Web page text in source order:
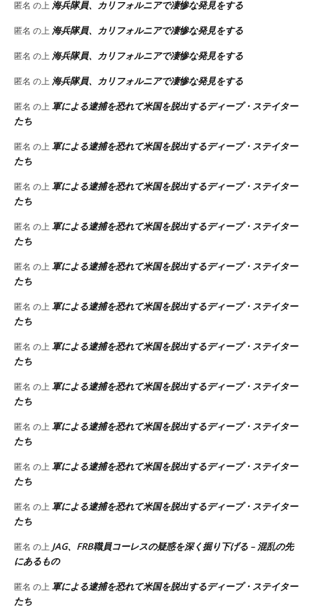
匿名 の上 海兵隊員、カリフォルニアで凄惨な発見をする
匿名 の上 海兵隊員、カリフォルニアで凄惨な発見をする
匿名 の上 海兵隊員、カリフォルニアで凄惨な発見をする
匿名 の上 海兵隊員、カリフォルニアで凄惨な発見をする
匿名 の上 軍による逮捕を恐れて米国を脱出するディープ・ステイター
たち
匿名 の上 軍による逮捕を恐れて米国を脱出するディープ・ステイター
たち
匿名 の上 軍による逮捕を恐れて米国を脱出するディープ・ステイター
たち
匿名 の上 軍による逮捕を恐れて米国を脱出するディープ・ステイター
たち
匿名 の上 軍による逮捕を恐れて米国を脱出するディープ・ステイター
たち
匿名 の上 軍による逮捕を恐れて米国を脱出するディープ・ステイター
たち
匿名 の上 軍による逮捕を恐れて米国を脱出するディープ・ステイター
たち
匿名 の上 軍による逮捕を恐れて米国を脱出するディープ・ステイター
たち
匿名 の上 軍による逮捕を恐れて米国を脱出するディープ・ステイター
たち
匿名 の上 軍による逮捕を恐れて米国を脱出するディープ・ステイター
たち
匿名 の上 軍による逮捕を恐れて米国を脱出するディープ・ステイター
たち
匿名 の上 JAG、FRB職員コーレスの疑惑を深く掘り下げる – 混乱の先
にあるもの
匿名 の上 軍による逮捕を恐れて米国を脱出するディープ・ステイター
たち